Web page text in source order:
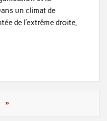
un climat de
de l’extrême droite,
»